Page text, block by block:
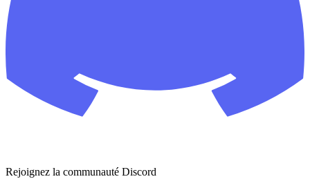
Rejoignez la communauté Discord